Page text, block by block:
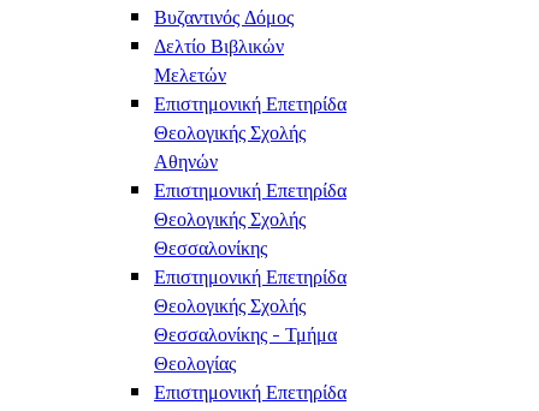
Βυζαντινός Δόμος
Δελτίο Βιβλικών
Μελετών
Επιστημονική Επετηρίδα
Θεολογικής Σχολής
Αθηνών
Επιστημονική Επετηρίδα
Θεολογικής Σχολής
Θεσσαλονίκης
Επιστημονική Επετηρίδα
Θεολογικής Σχολής
Θεσσαλονίκης - Τμήμα
Θεολογίας
Επιστημονική Επετηρίδα